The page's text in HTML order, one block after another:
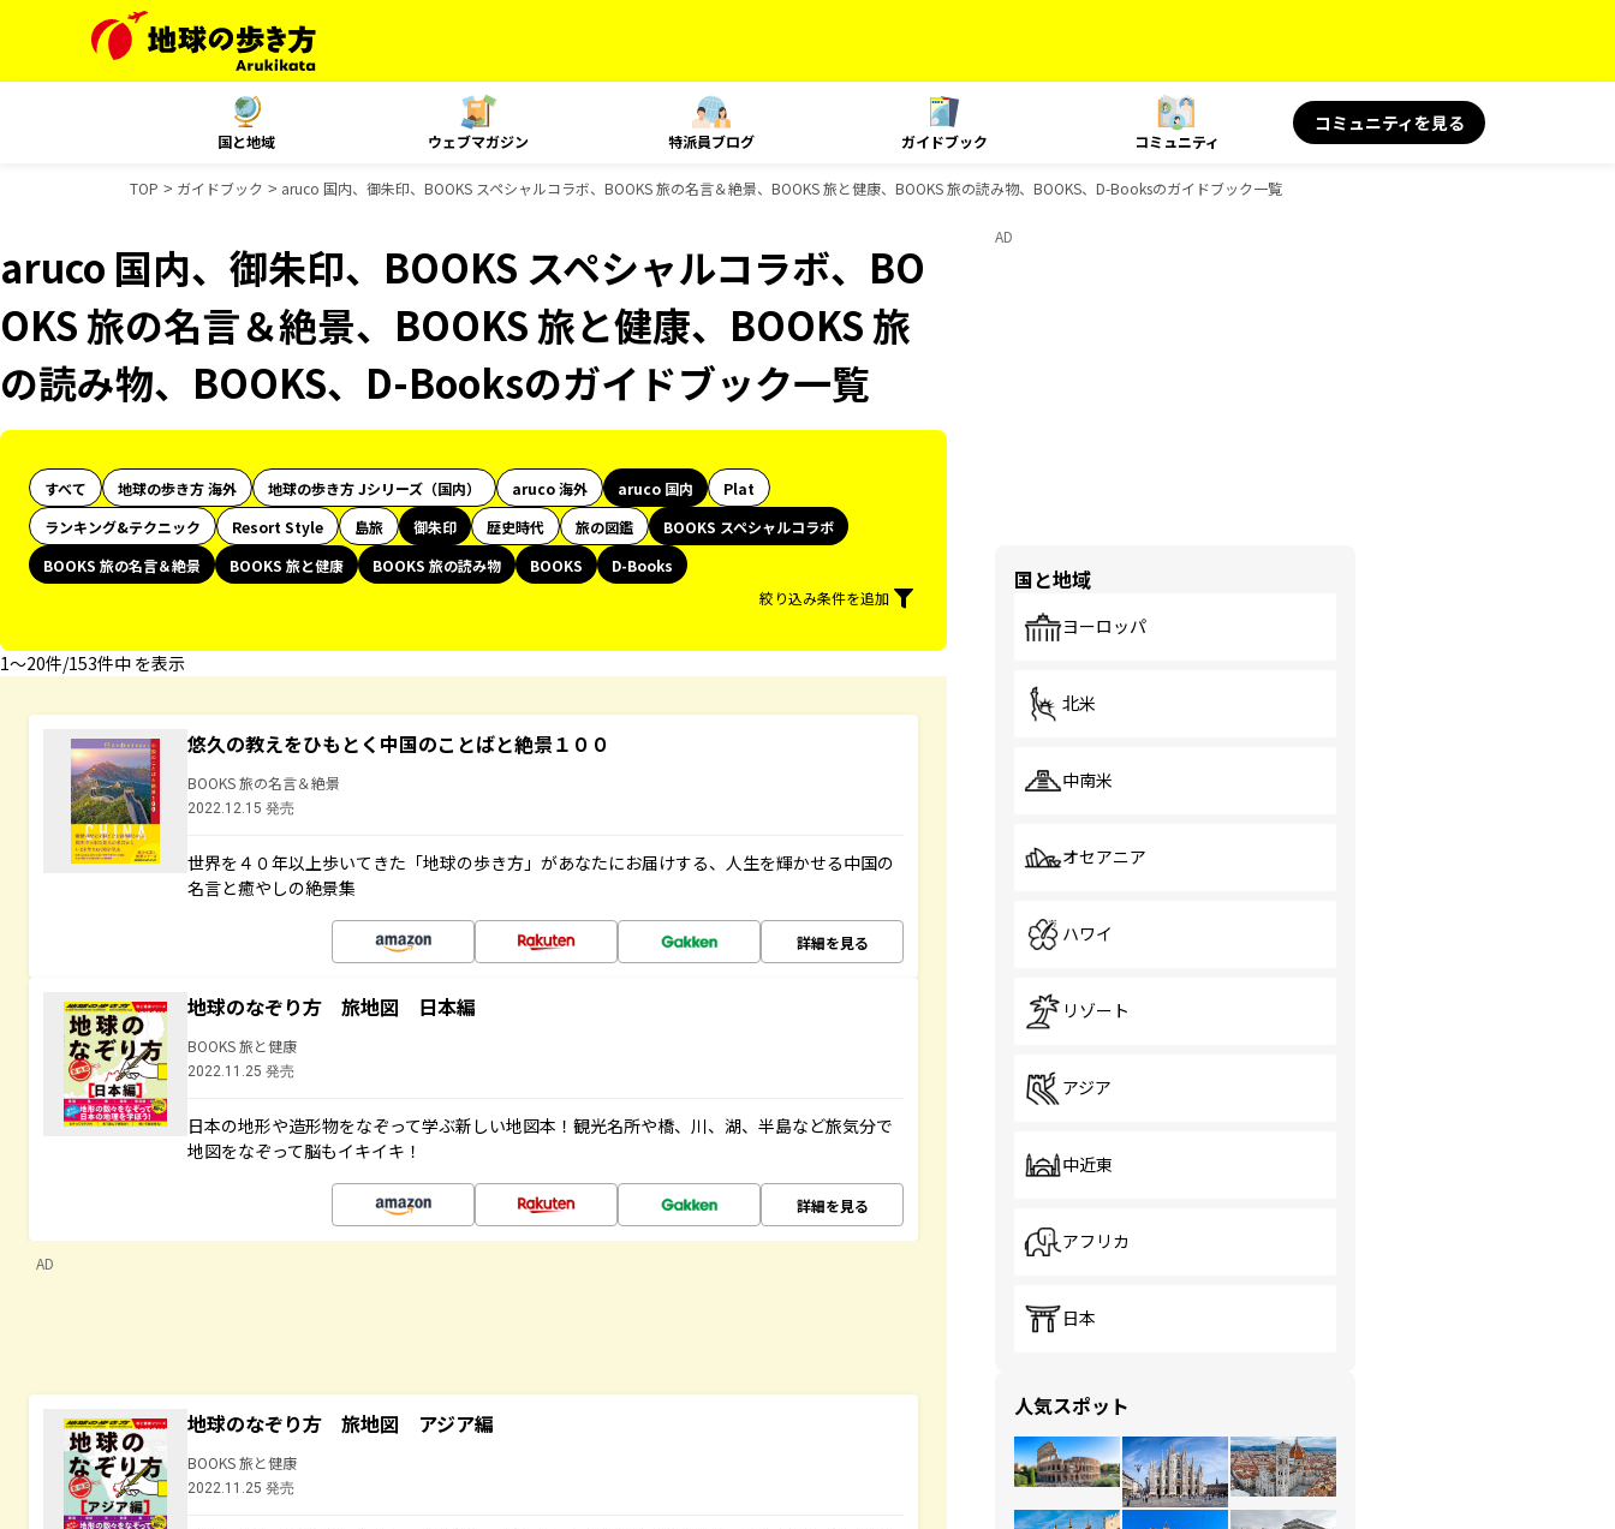
国と地域 ウェブマガジン 特派員ブログ ガイドブック コミュニティ
コミュニティを見る
TOP ガイドブック aruco 国内、御朱印、BOOKS スペシャルコラボ、BOOKS 旅の名言＆絶景、BOOKS 旅と健康、BOOKS 旅の読み物、BOOKS、D-Booksのガイドブック一覧
aruco 国内、御朱印、BOOKS スペシャルコラボ、BO
OKS 旅の名言＆絶景、BOOKS 旅と健康、BOOKS 旅
の読み物、BOOKS、D-Booksのガイドブック一覧
すべて 地球の歩き方 海外 地球の歩き方 Jシリーズ（国内） aruco 海外 aruco 国内
Plat
ランキング&テクニック
Resort Style 島旅 御朱印 歴史時代 旅の図鑑
BOOKS スペシャルコラボ
BOOKS 旅の名言＆絶景
BOOKS 旅と健康 BOOKS 旅の読み物 BOOKS
D-Books
絞り込み条件を追加
1〜20件/153件中 を表示
悠久の教えをひもとく中国のことばと絶景１００
BOOKS 旅の名言＆絶景
2022.12.15 発売
世界を４０年以上歩いてきた「地球の歩き方」があなたにお届けする、人生を輝かせる中国の
名言と癒やしの絶景集
詳細を見る
地球のなぞり方 旅地図 日本編
BOOKS 旅と健康
2022.11.25 発売
日本の地形や造形物をなぞって学ぶ新しい地図本！観光名所や橋、川、湖、半島など旅気分で
地図をなぞって脳もイキイキ！
詳細を見る
AD
地球のなぞり方 旅地図 アジア編
BOOKS 旅と健康
2022.11.25 発売
AD
国と地域
ヨーロッパ
北米
中南米
オセアニア
ハワイ
リゾート
アジア
中近東
アフリカ
日本
人気スポット